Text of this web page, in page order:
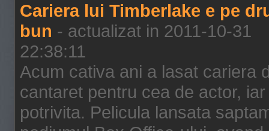
Cariera lui Timberlake e pe
bun - actualizat in 2011-10-31
22:38:11
Acum cativa ani a lasat cariera
cantaret pentru cea de actor,
potrivita. Pelicula lansata